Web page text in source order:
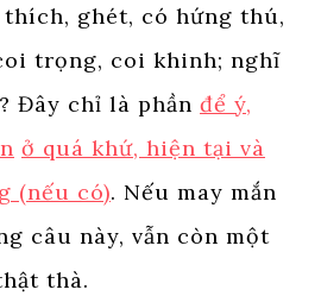
ghét, có hứng thú,
trọng, coi khinh; nghĩ
Đây chỉ là phần để ý,
ở quá khứ, hiện tại và
(nếu có). Nếu may mắn
câu này, vẫn còn một
thà.